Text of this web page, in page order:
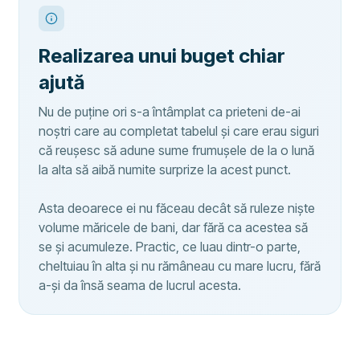
Realizarea unui buget chiar
ajută
Nu de puține ori s-a întâmplat ca prieteni de-ai
noștri care au completat tabelul și care erau siguri
că reușesc să adune sume frumușele de la o lună
la alta să aibă numite surprize la acest punct.
Asta deoarece ei nu făceau decât să ruleze niște
volume măricele de bani, dar fără ca acestea să
se și acumuleze. Practic, ce luau dintr-o parte,
cheltuiau în alta și nu rămâneau cu mare lucru, fără
a-și da însă seama de lucrul acesta.